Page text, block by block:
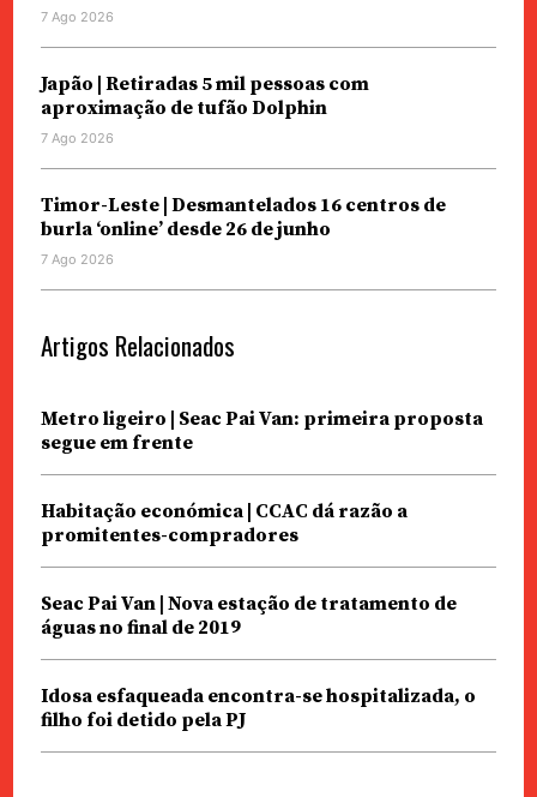
7 Ago 2026
Japão | Retiradas 5 mil pessoas com
aproximação de tufão Dolphin
7 Ago 2026
Timor-Leste | Desmantelados 16 centros de
burla ‘online’ desde 26 de junho
7 Ago 2026
Artigos Relacionados
Metro ligeiro | Seac Pai Van: primeira proposta
segue em frente
Habitação económica | CCAC dá razão a
promitentes-compradores
Seac Pai Van | Nova estação de tratamento de
águas no final de 2019
Idosa esfaqueada encontra-se hospitalizada, o
filho foi detido pela PJ